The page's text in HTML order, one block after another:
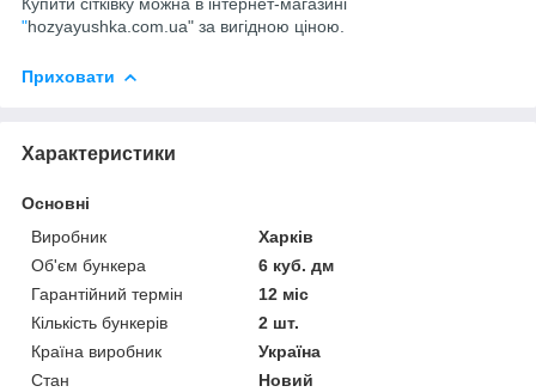
"hozyayushka com ua" за вигідною ціною.
Приховати
Характеристики
Основні
Виробник
Харків
Об'єм бункера
6 куб. дм
Гарантійний термін
12 міс
Кількість бункерів
2 шт.
Країна виробник
Україна
Стан
Новий